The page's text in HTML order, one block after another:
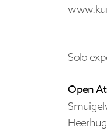
Solo
Open